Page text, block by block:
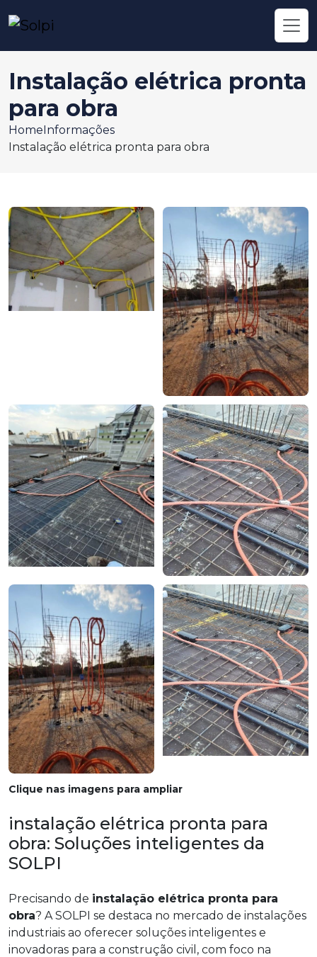
Instalação elétrica pronta
para obra
HomeInformações
Instalação elétrica pronta para obra
Clique nas imagens para ampliar
instalação elétrica pronta para
obra: Soluções inteligentes da
SOLPI
Precisando de instalação elétrica pronta para
obra? A SOLPI se destaca no mercado de instalações
industriais ao oferecer soluções inteligentes e
inovadoras para a construção civil, com foco na